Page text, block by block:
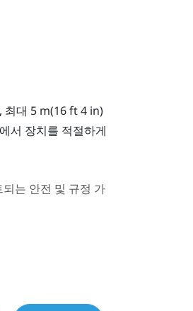
최대 5 m(16 ft 4 in)
서 장치를 적절하게
는 안전 및 규정 가